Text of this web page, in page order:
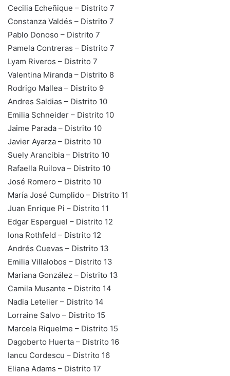
Cecilia Echeñique – Distrito 7
Constanza Valdés – Distrito 7
Pablo Donoso – Distrito 7
Pamela Contreras – Distrito 7
Lyam Riveros – Distrito 7
Valentina Miranda – Distrito 8
Rodrigo Mallea – Distrito 9
Andres Saldias – Distrito 10
Emilia Schneider – Distrito 10
Jaime Parada – Distrito 10
Javier Ayarza – Distrito 10
Suely Arancibia – Distrito 10
Rafaella Ruilova – Distrito 10
José Romero – Distrito 10
María José Cumplido – Distrito 11
Juan Enrique Pi – Distrito 11
Edgar Esperguel – Distrito 12
Iona Rothfeld – Distrito 12
Andrés Cuevas – Distrito 13
Emilia Villalobos – Distrito 13
Mariana González – Distrito 13
Camila Musante – Distrito 14
Nadia Letelier – Distrito 14
Lorraine Salvo – Distrito 15
Marcela Riquelme – Distrito 15
Dagoberto Huerta – Distrito 16
Iancu Cordescu – Distrito 16
Eliana Adams – Distrito 17